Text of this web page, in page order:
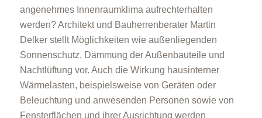
angenehmes Innenraumklima aufrechterhalten
werden? Architekt und Bauherrenberater Martin
Delker stellt Möglichkeiten wie außenliegenden
Sonnenschutz, Dämmung der Außenbauteile und
Nachtlüftung vor. Auch die Wirkung hausinterner
Wärmelasten, beispielsweise von Geräten oder
Beleuchtung und anwesenden Personen sowie von
Fensterflächen und ihrer Ausrichtung werden